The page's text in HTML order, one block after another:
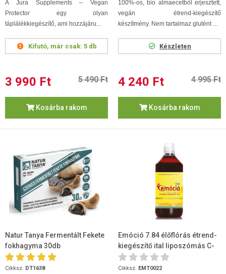
A Jura Supplements – Vegan
Protector egy olyan
táplálékkiegészítő, ami hozzájáru...
Kifutó, már csak: 5 db
3 990 Ft 5 490 Ft
Kosárba rakom
100%-os, bio almaecetből erjesztett,
vegán étrend-kiegészítő
készítmény. Nem tartalmaz glutént ...
Készleten
4 240 Ft 4 995 Ft
Kosárba rakom
Natur Tanya Fermentált Fekete
fokhagyma 30db
Cikksz. DT1638
Emóció 7.84 élőflórás étrend-
kiegészítő ital liposzómás C-
és D3-vitaminnal 1 L
Cikksz. EMT0022